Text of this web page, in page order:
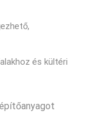
és kültéri